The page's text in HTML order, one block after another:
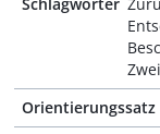
Orientierungssatz